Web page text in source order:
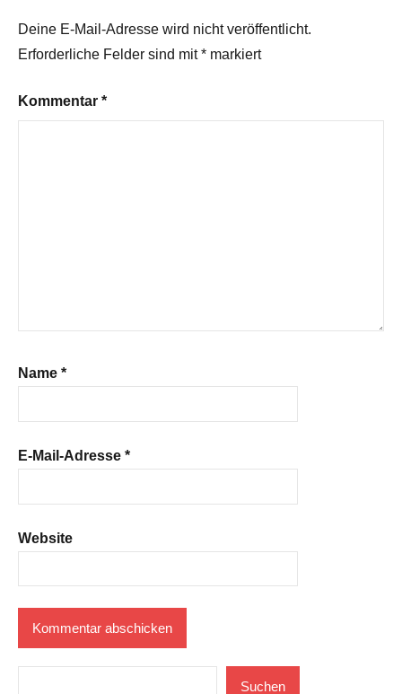
Deine E-Mail-Adresse wird nicht veröffentlicht.
Erforderliche Felder sind mit* markiert
Kommentar *
Name *
E-Mail-Adresse *
Website
Suchen